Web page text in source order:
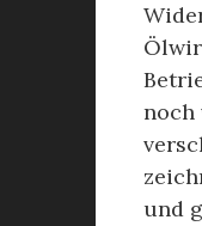
noch
und